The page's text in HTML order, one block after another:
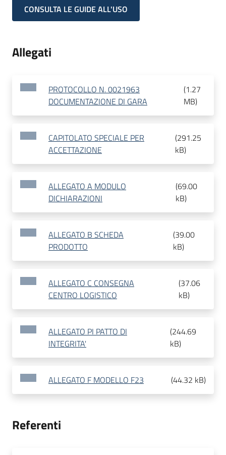
CONSULTA LE GUIDE ALL'USO
Allegati
PROTOCOLLO N. 0021963
DOCUMENTAZIONE DI GARA
(1.27
MB)
CAPITOLATO SPECIALE PER
ACCETTAZIONE
(291.25
kB)
ALLEGATO A MODULO
DICHIARAZIONI
(69.00
kB)
ALLEGATO B SCHEDA
PRODOTTO
(39.00
kB)
ALLEGATO C CONSEGNA
CENTRO LOGISTICO
(37.06
kB)
ALLEGATO PI PATTO DI
INTEGRITA'
(244.69
kB)
ALLEGATO F MODELLO F23 (44.32 kB)
Referenti